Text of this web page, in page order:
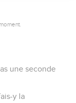
une seconde
y la